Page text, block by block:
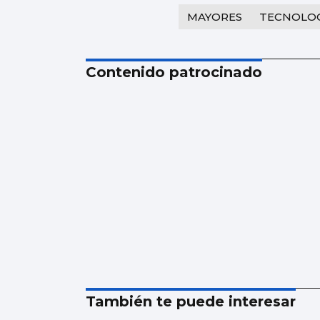
MAYORES
Contenido patrocinado
También te puede interesar